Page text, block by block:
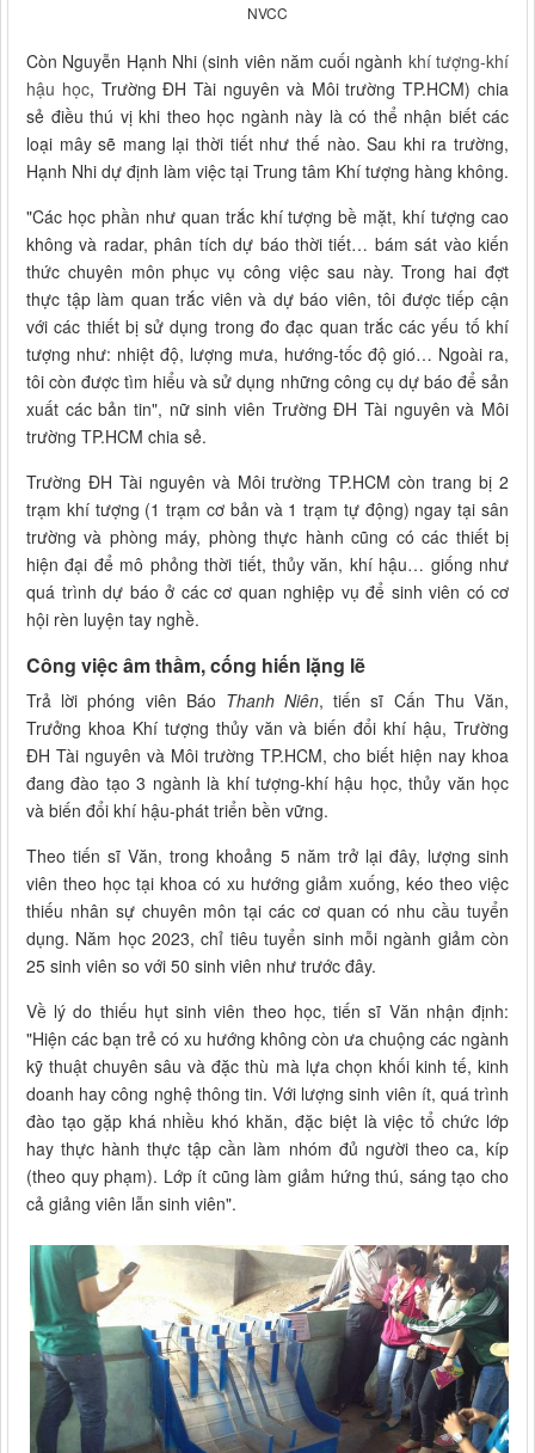
NVCC
Còn Nguyễn Hạnh Nhi (sinh viên năm cuối ngành khí tượng-khí
hậu học, Trường ĐH Tài nguyên và Môi trường TP.HCM) chia
sẻ điều thú vị khi theo học ngành này là có thể nhận biết các
loại mây sẽ mang lại thời tiết như thế nào. Sau khi ra trường,
Hạnh Nhi dự định làm việc tại Trung tâm Khí tượng hàng không.
"Các học phần như quan trắc khí tượng bề mặt, khí tượng cao
không và radar, phân tích dự báo thời tiết… bám sát vào kiến
thức chuyên môn phục vụ công việc sau này. Trong hai đợt
thực tập làm quan trắc viên và dự báo viên, tôi được tiếp cận
với các thiết bị sử dụng trong đo đạc quan trắc các yếu tố khí
tượng như: nhiệt độ, lượng mưa, hướng-tốc độ gió… Ngoài ra,
tôi còn được tìm hiểu và sử dụng những công cụ dự báo để sản
xuất các bản tin", nữ sinh viên Trường ĐH Tài nguyên và Môi
trường TP.HCM chia sẻ.
Trường ĐH Tài nguyên và Môi trường TP.HCM còn trang bị 2
trạm khí tượng (1 trạm cơ bản và 1 trạm tự động) ngay tại sân
trường và phòng máy, phòng thực hành cũng có các thiết bị
hiện đại để mô phỏng thời tiết, thủy văn, khí hậu… giống như
quá trình dự báo ở các cơ quan nghiệp vụ để sinh viên có cơ
hội rèn luyện tay nghề.
Công việc âm thầm, cống hiến lặng lẽ
Trả lời phóng viên Báo Thanh Niên, tiến sĩ Cấn Thu Văn,
Trưởng khoa Khí tượng thủy văn và biến đổi khí hậu, Trường
ĐH Tài nguyên và Môi trường TP.HCM, cho biết hiện nay khoa
đang đào tạo 3 ngành là khí tượng-khí hậu học, thủy văn học
và biến đổi khí hậu-phát triển bền vững.
Theo tiến sĩ Văn, trong khoảng 5 năm trở lại đây, lượng sinh
viên theo học tại khoa có xu hướng giảm xuống, kéo theo việc
thiếu nhân sự chuyên môn tại các cơ quan có nhu cầu tuyển
dụng. Năm học 2023, chỉ tiêu tuyển sinh mỗi ngành giảm còn
25 sinh viên so với 50 sinh viên như trước đây.
Về lý do thiếu hụt sinh viên theo học, tiến sĩ Văn nhận định:
"Hiện các bạn trẻ có xu hướng không còn ưa chuộng các ngành
kỹ thuật chuyên sâu và đặc thù mà lựa chọn khối kinh tế, kinh
doanh hay công nghệ thông tin. Với lượng sinh viên ít, quá trình
đào tạo gặp khá nhiều khó khăn, đặc biệt là việc tổ chức lớp
hay thực hành thực tập cần làm nhóm đủ người theo ca, kíp
(theo quy phạm). Lớp ít cũng làm giảm hứng thú, sáng tạo cho
cả giảng viên lẫn sinh viên".